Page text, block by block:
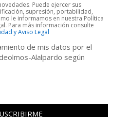
Puede ejercer sus
supresión, portabilidad,
le informamos en nuestra Política
Para más información consulte
y Aviso Legal
de mis datos por el
Alalpardo según